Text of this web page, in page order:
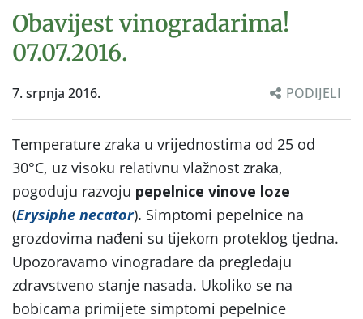
Obavijest vinogradarima!
07.07.2016.
7. srpnja 2016. PODIJELI
Temperature zraka u vrijednostima od 25 od
30°C, uz visoku relativnu vlažnost zraka,
pogoduju razvoju pepelnice vinove loze
(Erysiphe necator). Simptomi pepelnice na
grozdovima nađeni su tijekom proteklog tjedna.
Upozoravamo vinogradare da pregledaju
zdravstveno stanje nasada. Ukoliko se na
bobicama primijete simptomi pepelnice